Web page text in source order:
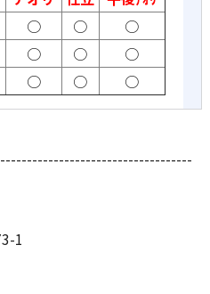
○ ○
○
○ ○
○
○ ○ ○
1